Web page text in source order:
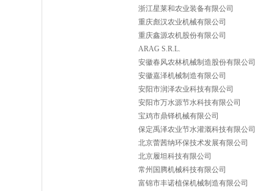
浙江星莱和农业装备有限公司
重庆彪汉农业机械有限公司
重庆鑫源农机股份有限公司
ARAG S.R.L.
安徽春风农林机械制造股份有限公司
安徽嘉泽机械制造有限公司
安阳市润泽农业科技有限公司
安阳市万水源节水科技有限公司
宝鸡市鼎铎机械有限公司
保定禹泽农业节水灌溉科技有限公司
北京蕾茜纳环保技术发展有限公司
北京履坦科技有限公司
常州国腾机械科技有限公司
富锦市丰诺植保机械制造有限公司